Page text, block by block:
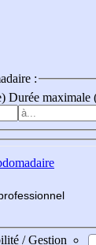
:
Durée maximale
fessionnel
/ Gestion